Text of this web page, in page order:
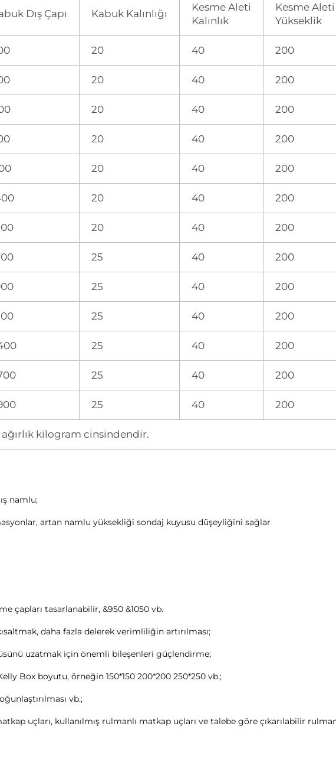
Dış Çapı Kabuk Kalınlığı
Kesme Aleti
Kalınlık
Kesme Aleti
Yükseklik
20 40 200
20 40 200
20 40 200
20 40 200
20 40 200
20 40 200
20 40 200
25 40 200
25 40 200
25 40 200
25 40 200
25 40 200
25 40 200
kilogram cinsindendir.
namlu;
artan namlu yüksekliği sondaj kuyusu düşeyliğini sağlar
çapları tasarlanabilir, &950 &1050 vb.
daha fazla delerek verimliliğin artırılması;
uzatmak için önemli bileşenleri güçlendirme;
Box boyutu, örneğin 150*150 200*200 250*250 vb.;
vb.;
uçları, kullanılmış rulmanlı matkap uçları ve talebe göre çıkarılabilir